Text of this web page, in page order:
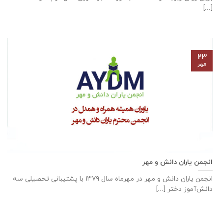
[...]
انجمن یاران دانش و مهر
انجمن یاران دانش و مهر در مهرماه سال ۱۳۷۹ با پشتیبانی تحصیلی سه
دانش‌آموز دختر [...]
۲۳
مهر